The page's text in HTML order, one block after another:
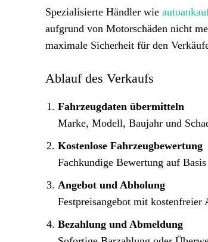
Spezialisierte Händler wie
aufgrund von Motorschäden nicht
maximale Sicherheit für den
Ablauf des Verkaufs
Fahrzeugdaten übermitteln
Marke, Modell, Baujahr und
Kostenlose Fahrzeugbewertung
Fachkundige Bewertung auf
Angebot und Abholung
Festpreisangebot mit
Bezahlung und Abmeldung